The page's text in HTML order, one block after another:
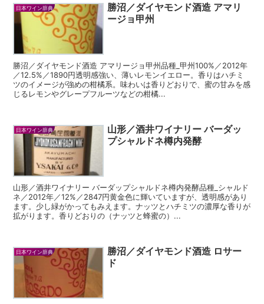
日本ワイン辞典
勝沼／ダイヤモンド酒造 アマリ
ージョ甲州
勝沼／ダイヤモンド酒造 アマリージョ甲州品種_甲州100%／2012年
／12.5%／1890円透明感強い、薄いレモンイエロー。香りはハチミ
ツのイメージが強めの柑橘系。味わいは香りどおりで、蜜の甘みを感
じるレモンやグレープフルーツなどの柑橘...
日本ワイン辞典
山形／酒井ワイナリー バーダッ
プシャルドネ樽内発酵
山形／酒井ワイナリー バーダップシャルドネ樽内発酵品種_シャルド
ネ／2012年／12%／2847円黄金色に輝いていますが、透明感があり
ます。少し緑がかってもみえます。ナッツとハチミツの濃厚な香りが
拡がります。香りどおりの（ナッツと蜂蜜の）...
日本ワイン辞典
勝沼／ダイヤモンド酒造 ロサー
ド